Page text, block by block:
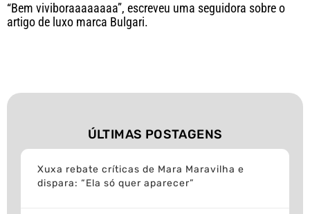
“Bem viviboraaaaaaaa”, escreveu uma seguidora sobre o
artigo de luxo marca Bulgari.
ÚLTIMAS POSTAGENS
Xuxa rebate críticas de Mara Maravilha e
dispara: “Ela só quer aparecer”